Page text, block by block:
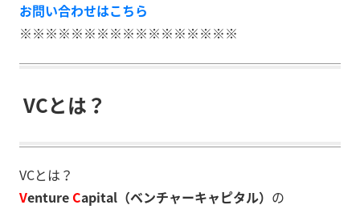
お問い合わせはこちら
※※※※※※※※※※※※※※※※※
VCとは？
VCとは？
Venture Capital（ベンチャーキャピタル） の